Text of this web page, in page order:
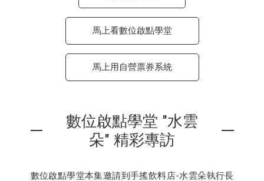
馬上看數位啟點學堂
馬上用自營票券系統
數位啟點學堂 "水雲
朵" 精彩專訪
數位啟點學堂本集邀請到手搖飲料店-水雲朵執行長